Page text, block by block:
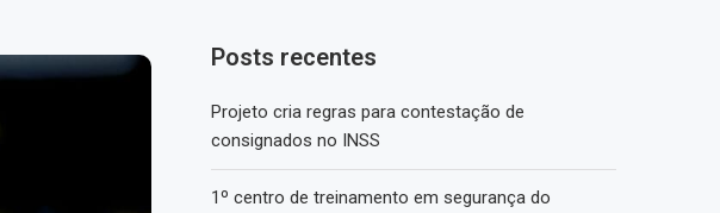
Posts recentes
Projeto cria regras para contestação de
consignados no INSS
1º centro de treinamento em segurança do